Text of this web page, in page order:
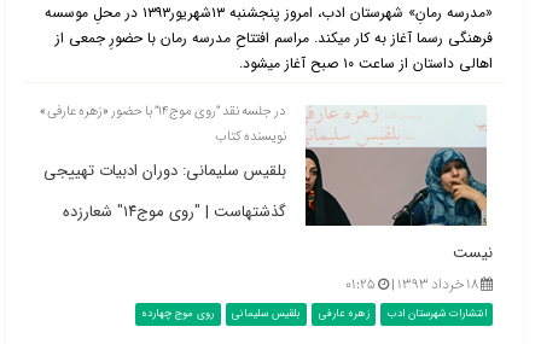
«مدرسه رمانِ» شهرستان ادب، امروز پنج‎شنبه ۱۳شهریور۱۳٩۳ در محلِ موسسه
فرهنگی رسما آغاز به کار می‎کند. مراسم افتتاحِ مدرسه رمان با حضورِ جمعی از
اهالی داستان از ساعت ۱٠ صبح آغاز می‎شود.
در جلسه نقد "روی موج١۴" با حضور «زهره عارفی»
نویسنده کتاب
بلقیس سليمانی: دوران ادبیات تهییجی
گذشته‎است | "روی موج١۴" شعارزده
نیست
۱۸ خرداد ۱۳۹۳ | ۰۱:۲۵
انتشارات شهرستان ادب زهره عارفی بلقیس سلیمانی روی موج چهارده